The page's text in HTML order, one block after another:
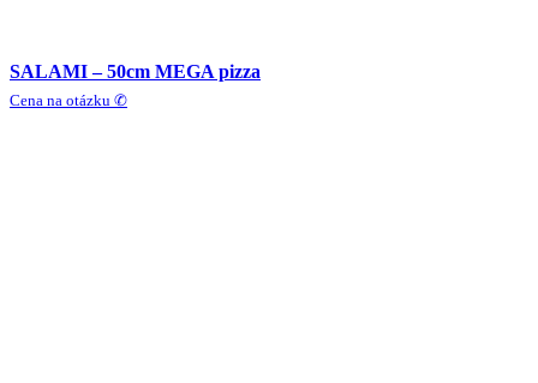
SALAMI – 50cm MEGA pizza
Cena na otázku ✆